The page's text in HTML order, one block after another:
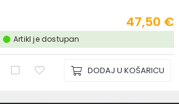
47,50 €
Artikl je dostupan
DODAJ U KOŠARICU